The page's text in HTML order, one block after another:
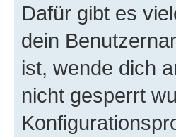
Dafür gibt es
dein
ist, wende dich
nicht gesperrt